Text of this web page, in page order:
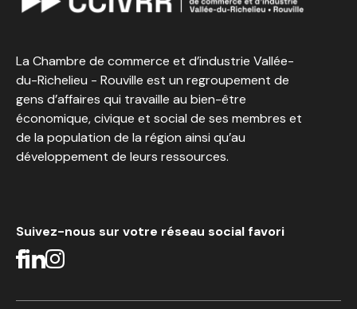
La Chambre de commerce et d’industrie Vallée-
du-Richelieu - Rouville est un regroupement de
gens d’affaires qui travaille au bien-être
économique, civique et social de ses membres et
de la population de la région ainsi qu’au
développement de leurs ressources.
Suivez-nous sur votre réseau social favori